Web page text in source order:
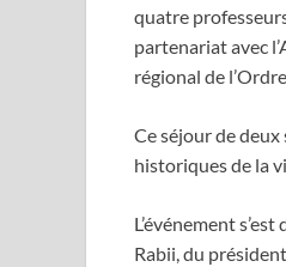
quatre
partenariat avec
régional de
Ce séjour de
historiques de la
L’événement
Rabii, du